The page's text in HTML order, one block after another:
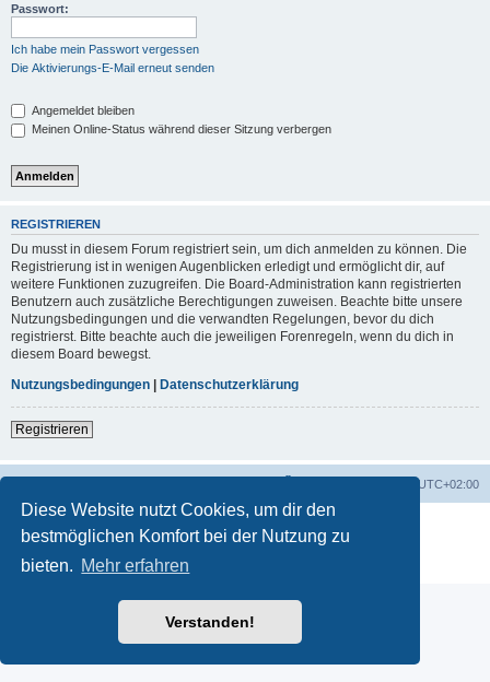
Diese Website nutzt Cookies, um dir den
bestmöglichen Komfort bei der Nutzung zu
bieten. Mehr erfahren
Verstanden!
Passwort:
Ich habe mein Passwort vergessen
Die Aktivierungs-E-Mail erneut senden
Angemeldet bleiben
Meinen Online-Status während dieser Sitzung verbergen
REGISTRIEREN
Du musst in diesem Forum registriert sein, um dich anmelden zu können. Die
Registrierung ist in wenigen Augenblicken erledigt und ermöglicht dir, auf
weitere Funktionen zuzugreifen. Die Board-Administration kann registrierten
Benutzern auch zusätzliche Berechtigungen zuweisen. Beachte bitte unsere
Nutzungsbedingungen und die verwandten Regelungen, bevor du dich
registrierst. Bitte beachte auch die jeweiligen Forenregeln, wenn du dich in
diesem Board bewegst.
Nutzungsbedingungen
Datenschutzerklärung
Registrieren
UTC+02:00
Deutsche Übersetzung durchphpBB.de
Datenschutz